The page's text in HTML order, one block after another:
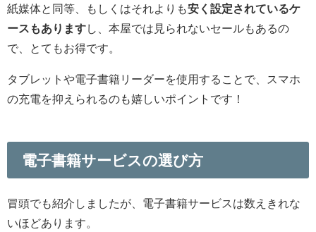
紙媒体と同等、もしくはそれよりも安く設定されているケ
ースもありますし、本屋では見られないセールもあるの
で、とてもお得です。
タブレットや電子書籍リーダーを使用することで、スマホ
の充電を抑えられるのも嬉しいポイントです！
電子書籍サービスの選び方
冒頭でも紹介しましたが、電子書籍サービスは数えきれな
いほどあります。